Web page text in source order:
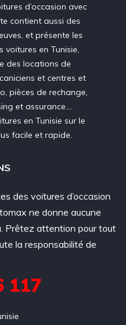
d’occasion avec
contient aussi des
et présente les
en Tunisie,
des locations de
et centres et
pièces de rechange,
et assurance….
en Tunisie sur le
facile et rapide.
des voitures d’occasion
ne donne aucune
Prêtez attention pour tout
la responsabilité de
117